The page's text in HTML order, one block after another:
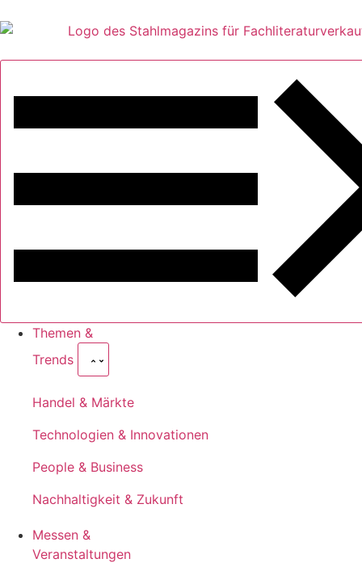
Themen &
Trends
Handel & Märkte
Technologien & Innovationen
People & Business
Nachhaltigkeit & Zukunft
Messen &
Veranstaltungen